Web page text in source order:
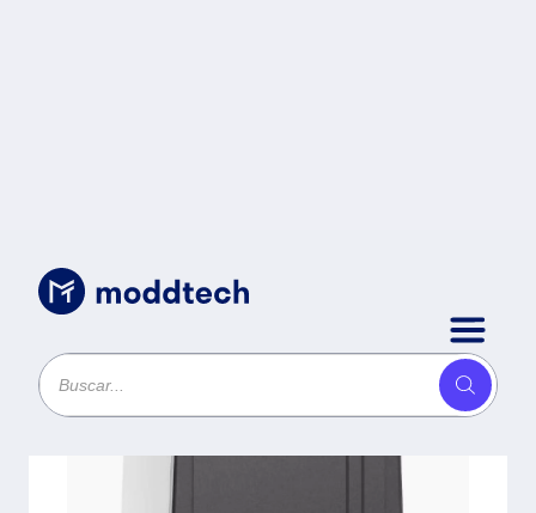
Sin categoría/UPS de 600 VA / 360W /
Descarga / Entrada y Salida 120